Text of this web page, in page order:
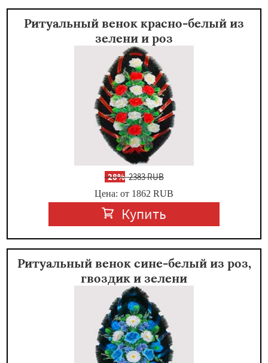
Ритуальный венок красно-белый из
зелени и роз
-28%2383 RUB
Цена: от 1862 RUB
Купить
Ритуальный венок сине-белый из роз,
гвоздик и зелени